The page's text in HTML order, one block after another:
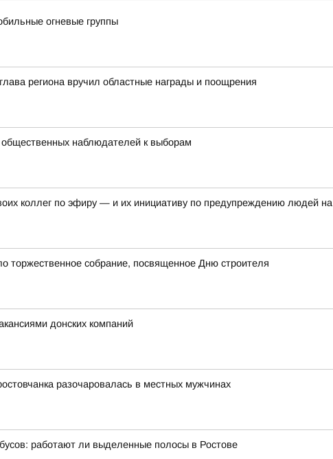
огневые группы
региона вручил областные награды и поощрения
общественных наблюдателей к выборам
коллег по эфиру — и их инициативу по предупреждению людей
торжественное собрание, посвященное Дню строителя
донских компаний
разочаровалась в местных мужчинах
работают ли выделенные полосы в Ростове